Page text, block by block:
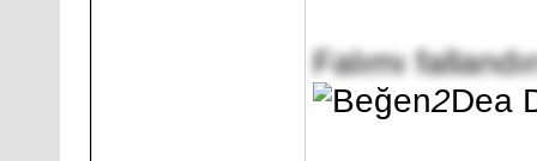
Falımı
2Dea